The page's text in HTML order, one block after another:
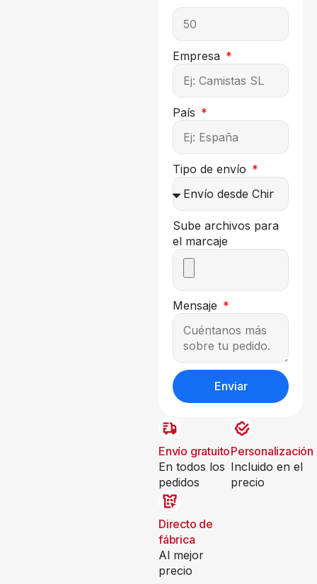
Empresa
País
Tipo de envío
Sube archivos para
el marcaje
Mensaje
Enviar
Envío gratuito
En todos los
pedidos
Personalización
Incluido en el
precio
Directo de
fábrica
Al mejor
precio